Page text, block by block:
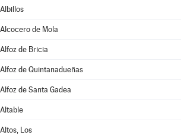
Albillos
Alcocero de Mola
Alfoz de Bricia
Alfoz de Quintanadueñas
Alfoz de Santa Gadea
Altable
Altos, Los